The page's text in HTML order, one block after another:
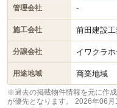
管理会社 -
施工会社 前田建設
分譲会社 イワクラ
用途地域 商業地域
※過去の掲載物件情報を元に作
が優先となります。 2026年06